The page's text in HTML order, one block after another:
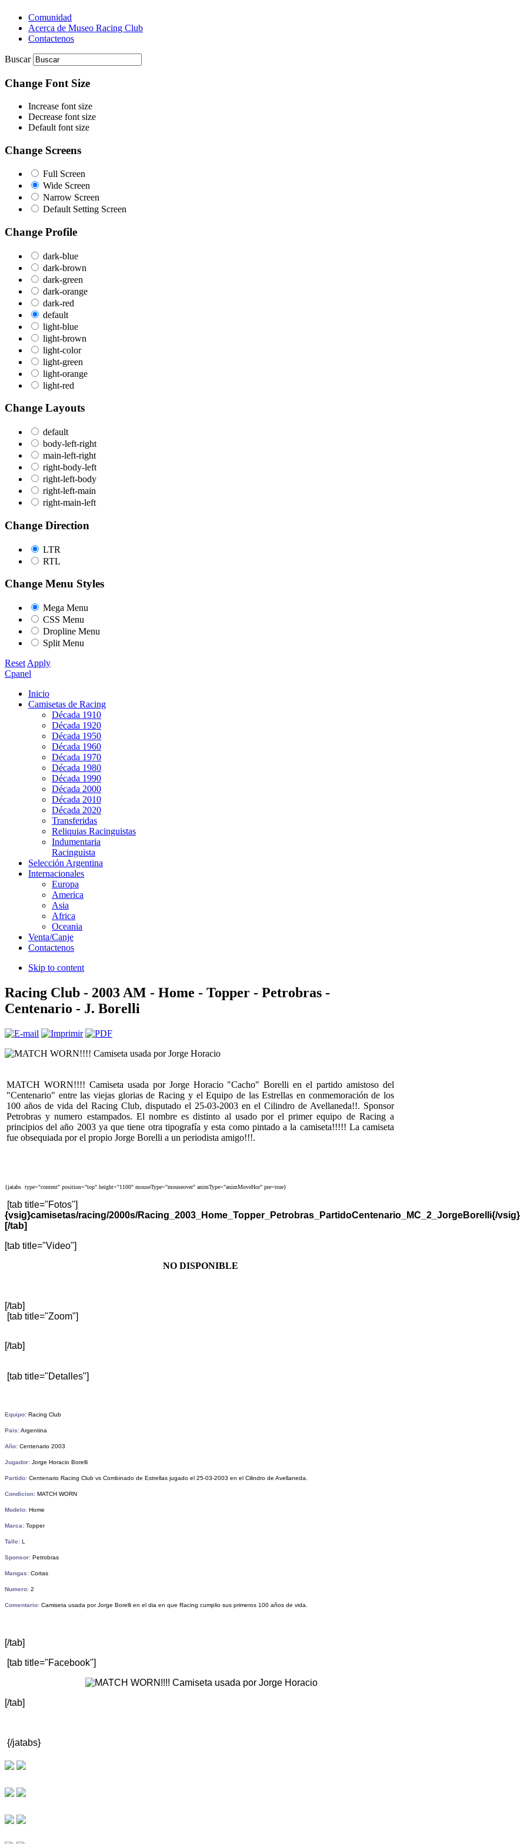
Comunidad
Acerca de Museo Racing Club
Contactenos
Buscar
Change Font Size
Increase font size
Decrease font size
Default font size
Change Screens
Full Screen
Wide Screen
Narrow Screen
Default Setting Screen
Change Profile
dark-blue
dark-brown
dark-green
dark-orange
dark-red
default
light-blue
light-brown
light-color
light-green
light-orange
light-red
Change Layouts
default
body-left-right
main-left-right
right-body-left
right-left-body
right-left-main
right-main-left
Change Direction
LTR
RTL
Change Menu Styles
Mega Menu
CSS Menu
Dropline Menu
Split Menu
Reset Apply
Cpanel
Inicio
Camisetas de Racing
Década 1910
Década 1920
Década 1950
Década 1960
Década 1970
Década 1980
Década 1990
Década 2000
Década 2010
Década 2020
Transferidas
Reliquias Racinguistas
Indumentaria
Racinguista
Selección Argentina
Internacionales
Europa
America
Asia
Africa
Oceania
Venta/Canje
Contactenos
Skip to content
Racing Club - 2003 AM - Home - Topper - Petrobras -
Centenario - J. Borelli
MATCH WORN!!!! Camiseta usada por Jorge Horacio "Cacho" Borelli en el partido amistoso del
"Centenario" entre las viejas glorias de Racing y el Equipo de las Estrellas en conmemoración de los
100 años de vida del Racing Club, disputado el 25-03-2003 en el Cilindro de Avellaneda!!. Sponsor
Petrobras y numero estampados. El nombre es distinto al usado por el primer equipo de Racing a
principios del año 2003 ya que tiene otra tipografía y esta como pintado a la camiseta!!!!! La camiseta
fue obsequiada por el propio Jorge Borelli a un periodista amigo!!!.
{jatabs type="content" position="top" height="1100" mouseType="mouseover" animType="animMoveHor" pre=true}
[tab title="Fotos"]
{vsig}camisetas/racing/2000s/Racing_2003_Home_Topper_Petrobras_PartidoCentenario_MC_2_JorgeBorelli{/vsig}
[/tab]
[tab title="Video"]
NO DISPONIBLE
[/tab]
[tab title="Zoom"]
[/tab]
[tab title="Detalles"]
Equipo: Racing Club
Pais:Argentina
Año: Centenario 2003
Jugador: Jorge Horacio Borelli
Partido: Centenario Racing Club vs Combinado de Estrellas jugado el 25-03-2003 en el Cilindro de Avellaneda.
Condicion: MATCH WORN
Modelo: Home
Marca: Topper
Talle: L
Sponsor: Petrobras
Mangas: Cortas
Numero: 2
Comentario: Camiseta usada por Jorge Borelli en el dia en que Racing cumplio sus primeros 100 años de vida.
[/tab]
[tab title="Facebook"]
[/tab]
{/jatabs}